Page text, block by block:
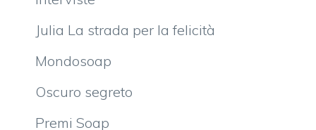
Julia La strada per la felicità
Mondosoap
Oscuro segreto
Premi Soap